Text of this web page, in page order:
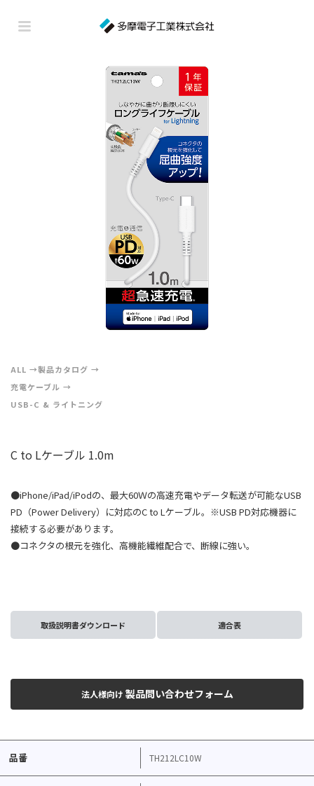
ALL
製品カタログ
充電ケーブル
USB-C & ライトニング
C to Lケーブル 1.0m
●iPhone/iPad/iPodの、最大60Ｗの高速充電やデータ転送が可能なUSB
PD（Power Delivery）に対応のC to Lケーブル。※USB PD対応機器に
接続する必要があります。
●コネクタの根元を強化、高機能繊維配合で、断線に強い。
取扱説明書ダウンロード 適合表
法人様向け 製品問い合わせフォーム
品番 TH212LC10W